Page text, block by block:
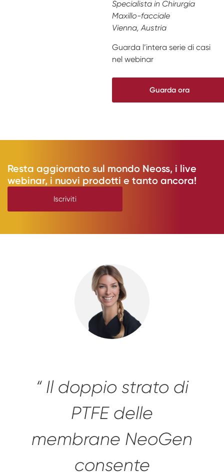
Specialista in Chirurgia
Maxillo-facciale
Vienna, Austria
Guarda l’intera serie di casi
nel webinar
Guarda ora
Resta aggiornato sul mondo Neoss, i live
webinar, i nuovi prodotti e tanto ancora!
Iscriviti
“ Il doppio strato di
PTFE delle
membrane NeoGen
consente